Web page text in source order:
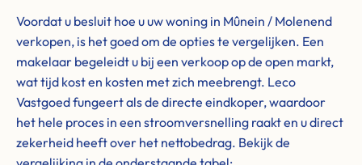
Voordat u besluit hoe u uw woning in Mûnein / Molenend
verkopen, is het goed om de opties te vergelijken. Een
makelaar begeleidt u bij een verkoop op de open markt,
wat tijd kost en kosten met zich meebrengt. Leco
Vastgoed fungeert als de directe eindkoper, waardoor
het hele proces in een stroomversnelling raakt en u direct
zekerheid heeft over het nettobedrag. Bekijk de